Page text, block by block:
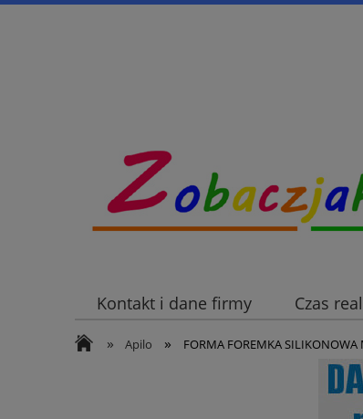
Kontakt i dane firmy Czas
» Apilo » FORMA FOREMKA SILIKONOWA